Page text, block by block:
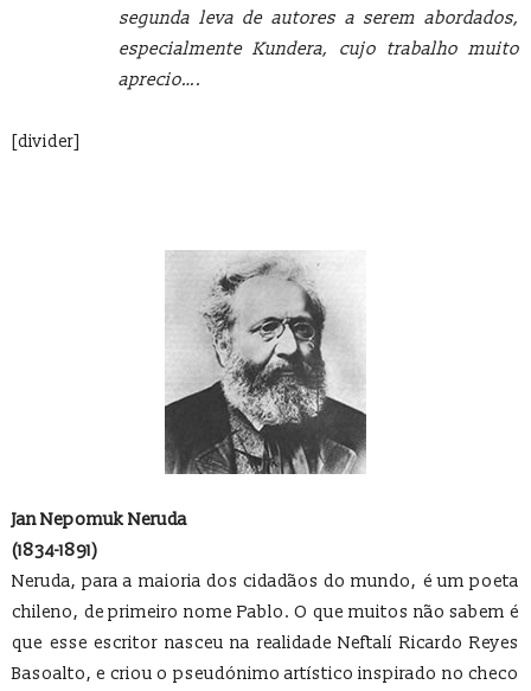
segunda leva de autores a serem abordados,
especialmente Kundera, cujo trabalho muito
aprecio….
[divider]
Jan Nepomuk Neruda
(1834-1891)
Neruda, para a maioria dos cidadãos do mundo, é um poeta
chileno, de primeiro nome Pablo. O que muitos não sabem é
que esse escritor nasceu na realidade Neftalí Ricardo Reyes
Basoalto, e criou o pseudónimo artístico inspirado no checo